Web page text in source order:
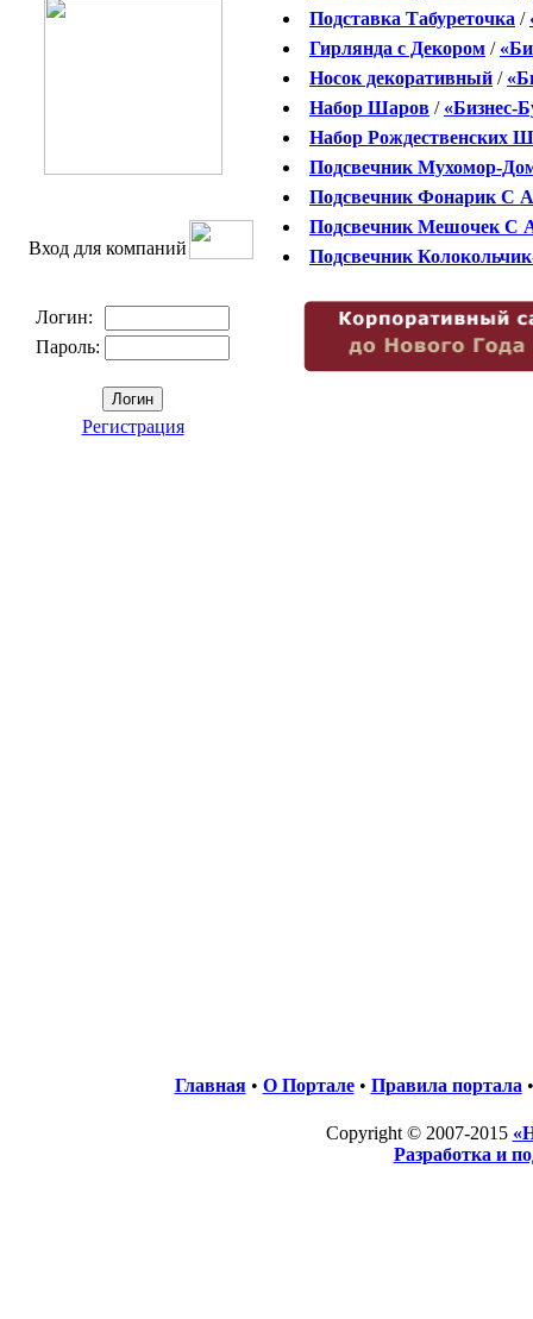
Вход для компаний
Логин:
Пароль:
Регистрация
Подставка Табуреточка /
Гирлянда с Декором /
Носок декоративный /
Набор Шаров / «Бизнес-
Набор Рождественских
Подсвечник Мухомор-
Подсвечник Фонарик С
Подсвечник Мешочек С
Подсвечник
Главная• О Портале• Правила портала
Copyright © 2007-2015
Разработка и